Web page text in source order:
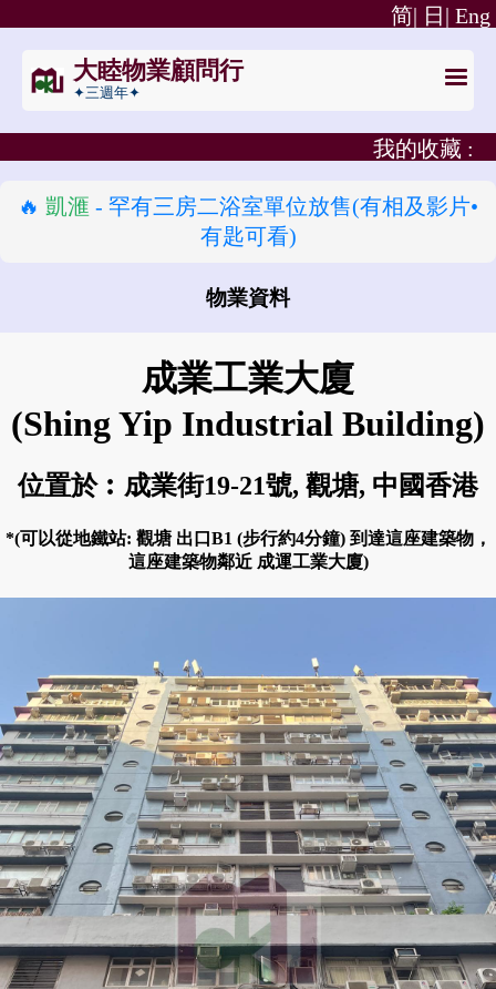
Eng
日|
简|
大睦物業顧問行
✦三週年✦
我的收藏 :
🔥 凱滙 - 罕有三房二浴室單位放售(有相及影片•
有匙可看)
物業資料
成業工業大廈
(Shing Yip Industrial Building)
位置於︰成業街19-21號, 觀塘, 中國香港
*(可以從地鐵站: 觀塘 出口B1 (步行約4分鐘) 到達這座建築物，
這座建築物鄰近 成運工業大廈)